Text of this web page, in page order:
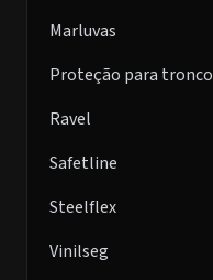
Marluvas
Proteção para tronco
Ravel
Safetline
Steelflex
Vinilseg